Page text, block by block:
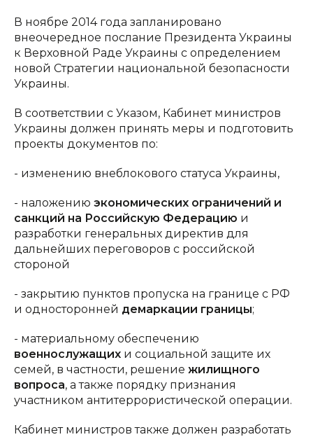
В ноябре 2014 года запланировано
внеочередное послание Президента Украины
к Верховной Раде Украины с определением
новой Стратегии национальной безопасности
Украины.
В соответствии с Указом, Кабинет министров
Украины должен принять меры и подготовить
проекты документов по:
- изменению внеблокового статуса Украины,
- наложению экономических ограничений и
санкций на Российскую Федерацию и
разработки генеральных директив для
дальнейших переговоров с российской
стороной
- закрытию пунктов пропуска на границе с РФ
и односторонней демаркации границы;
- материальному обеспечению
военнослужащих и социальной защите их
семей, в частности, решение жилищного
вопроса, а также порядку признания
участником антитеррористической операции.
Кабинет министров также должен разработать